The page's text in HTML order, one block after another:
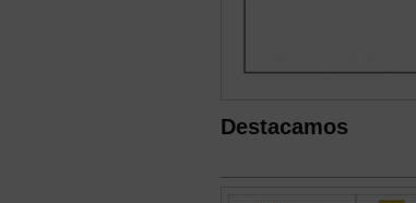
Destacamos